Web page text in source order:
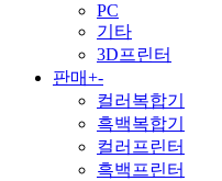
PC
기타
3D프린터
판매+-
컬러복합기
흑백복합기
컬러프린터
흑백프린터